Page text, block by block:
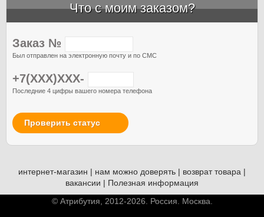
Что с моим заказом?
Заказ №
Был отправлен на электронную почту и по СМС
+7(XXX)XXX-
Последние 4 цифры вашего номера телефона
Проверить статус
интернет-магазин | нам можно доверять | возврат товара |
вакансии | Полезная информация
© Атрибутия, 2012-2026. Россия. Москва.